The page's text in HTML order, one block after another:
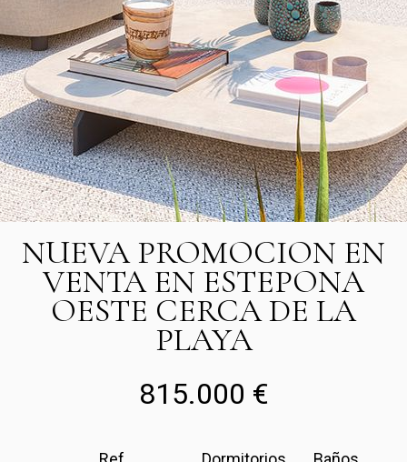
NUEVA PROMOCION EN
VENTA EN ESTEPONA
OESTE CERCA DE LA
PLAYA
815.000 €